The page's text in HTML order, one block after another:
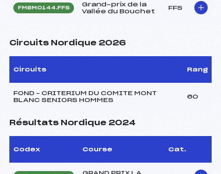
FMBM0144.FFS
Grand-prix de la
Vallée du Bouchet
FFS
Circuits Nordique 2026
Circuits Rang
FOND – CRITERIUM DU COMITE MONT
BLANC SENIORS HOMMES
60
Résultats Nordique 2024
Codex Course Cat.
GRAND PRIX LA